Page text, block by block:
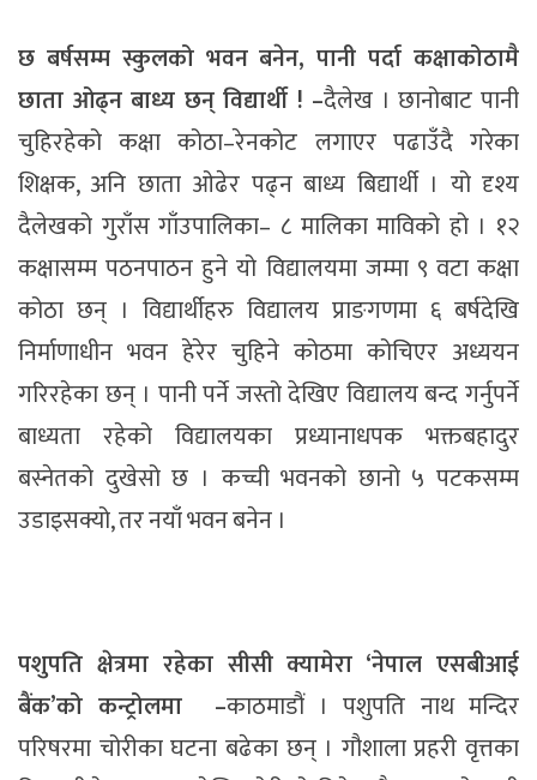
छ बर्षसम्म स्कुलको भवन बनेन, पानी पर्दा कक्षाकोठामै
छाता ओढ्न बाध्य छन् विद्यार्थी ! –दैलेख । छानोबाट पानी
चुहिरहेको कक्षा कोठा–रेनकोट लगाएर पढाउँदै गरेका
शिक्षक, अनि छाता ओढेर पढ्न बाध्य बिद्यार्थी । यो दृश्य
दैलेखको गुराँस गाँउपालिका– ८ मालिका माविको हो । १२
कक्षासम्म पठनपाठन हुने यो विद्यालयमा जम्मा ९ वटा कक्षा
कोठा छन् । विद्यार्थीहरु विद्यालय प्राङगणमा ६ बर्षदेखि
निर्माणाधीन भवन हेरेर चुहिने कोठमा कोचिएर अध्ययन
गरिरहेका छन् । पानी पर्ने जस्तो देखिए विद्यालय बन्द गर्नुपर्ने
बाध्यता रहेको विद्यालयका प्रध्यानाधपक भक्तबहादुर
बस्नेतको दुखेसो छ । कच्ची भवनको छानो ५ पटकसम्म
उडाइसक्यो, तर नयाँ भवन बनेन ।
पशुपति क्षेत्रमा रहेका सीसी क्यामेरा ‘नेपाल एसबीआई
बैंक’को कन्ट्रोलमा –काठमाडौं । पशुपति नाथ मन्दिर
परिषरमा चोरीका घटना बढेका छन् । गौशाला प्रहरी वृत्तका